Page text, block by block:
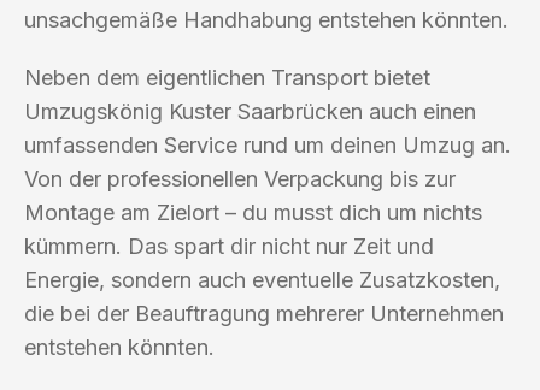
unsachgemäße Handhabung entstehen könnten.
Neben dem eigentlichen Transport bietet
Umzugskönig Kuster Saarbrücken auch einen
umfassenden Service rund um deinen Umzug an.
Von der professionellen Verpackung bis zur
Montage am Zielort – du musst dich um nichts
kümmern. Das spart dir nicht nur Zeit und
Energie, sondern auch eventuelle Zusatzkosten,
die bei der Beauftragung mehrerer Unternehmen
entstehen könnten.